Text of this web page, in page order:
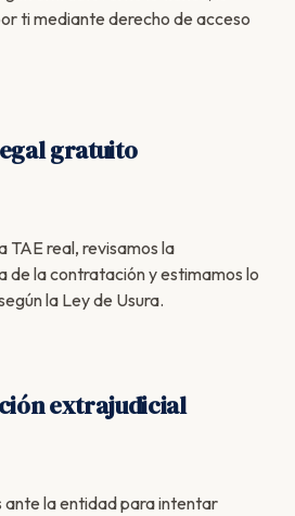
ti mediante derecho de acceso
gratuito
TAE real, revisamos la
de la contratación y estimamos lo
la Ley de Usura.
extrajudicial
ante la entidad para intentar